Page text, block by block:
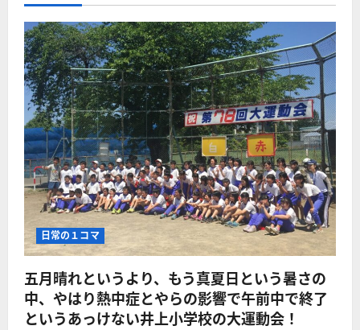
日常の１コマ
五月晴れというより、もう真夏日という暑さの
中、やはり熱中症とやらの影響で午前中で終了
というあっけない井上小学校の大運動会！